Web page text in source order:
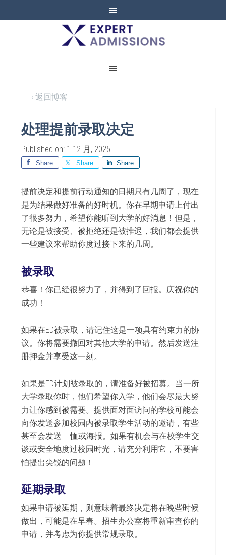
EXPERT
ADMISSIONS
‹ 返回博客
处理提前录取决定
Published on: 1 12 月, 2025
Share Share Share
提前决定和提前行动通知的日期只有几周了，现在
是为结果做好准备的好时机。你在早期申请上付出
了很多努力，希望你能听到大学的好消息！但是，
无论是被接受、被拒绝还是被推迟，我们都会提供
一些建议来帮助你度过接下来的几周。
被录取
恭喜！你已经很努力了，并得到了回报。庆祝你的
成功！
如果在ED被录取，请记住这是一项具有约束力的协
议。你将需要撤回对其他大学的申请。然后发送注
册押金并享受这一刻。
如果是ED计划被录取的，请准备好被招募。当一所
大学录取你时，他们希望你入学，他们会尽最大努
力让你感到被需要。提供面对面访问的学校可能会
向你发送参加校园内被录取学生活动的邀请，有些
甚至会发送 T 恤或海报。如果有机会与在校学生交
谈或安全地度过校园时光，请充分利用它，不要害
怕提出尖锐的问题！
延期录取
如果申请被延期，则意味着最终决定将在晚些时候
做出，可能是在早春。招生办公室将重新审查你的
申请，并考虑为你提供常规录取。